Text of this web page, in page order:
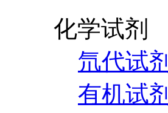
化学试剂
氘代试剂
有机试剂